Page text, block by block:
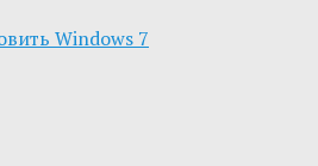
Windows 7